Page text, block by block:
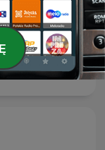
English